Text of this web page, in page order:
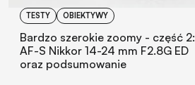
TESTY OBIEKTYWY
Bardzo szerokie zoomy - część 2:
AF-S Nikkor 14-24 mm F2.8G ED
oraz podsumowanie